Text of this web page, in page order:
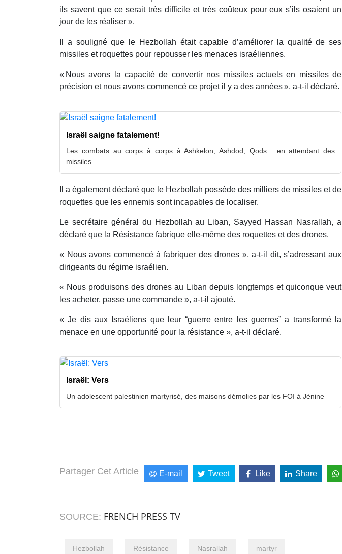
ils savent que ce serait très difficile et très coûteux pour eux s’ils osaient un
jour de les réaliser ».
Il a souligné que le Hezbollah était capable d’améliorer la qualité de ses
missiles et roquettes pour repousser les menaces israéliennes.
« Nous avons la capacité de convertir nos missiles actuels en missiles de
précision et nous avons commencé ce projet il y a des années », a-t-il déclaré.
Israël saigne fatalement!
Les combats au corps à corps à Ashkelon, Ashdod, Qods... en attendant des
missiles
Il a également déclaré que le Hezbollah possède des milliers de missiles et de
roquettes que les ennemis sont incapables de localiser.
Le secrétaire général du Hezbollah au Liban, Sayyed Hassan Nasrallah, a
déclaré que la Résistance fabrique elle-même des roquettes et des drones.
« Nous avons commencé à fabriquer des drones », a-t-il dit, s’adressant aux
dirigeants du régime israélien.
« Nous produisons des drones au Liban depuis longtemps et quiconque veut
les acheter, passe une commande », a-t-il ajouté.
« Je dis aux Israéliens que leur “guerre entre les guerres” a transformé la
menace en une opportunité pour la résistance », a-t-il déclaré.
Israël: Vers
Un adolescent palestinien martyrisé, des maisons démolies par les FOI à Jénine
Partager Cet Article E-mail Tweet Like Share
SOURCE: FRENCH PRESS TV
Hezbollah Résistance Nasrallah martyr